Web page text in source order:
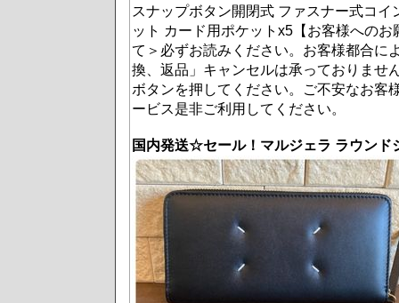
スナップボタン開閉式 ファスナー式コイ
ット カード用ポケットx5【お客様への
て＞必ずお読みください。お客様都合に
換、返品」キャンセルは承っておりませ
ボタンを押してください。ご不安なお客
ービス是非ご利用してください。
国内発送☆セール！マルジェラ ラウンド